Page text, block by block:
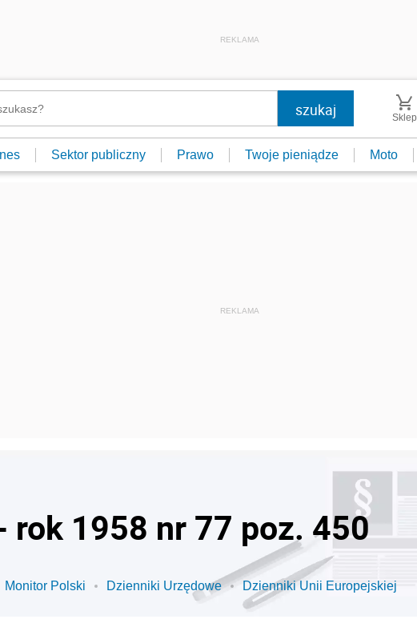
REKLAMA
Sklep
Sektor publiczny Prawo Twoje pieniądze Moto
rok 1958 nr 77 poz. 450
Monitor Polski Dzienniki Urzędowe Dzienniki Unii Europejskiej